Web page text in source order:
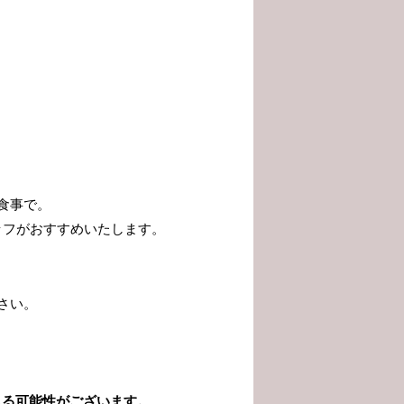
事で。
がおすすめいたします。
い。
可能性がございます。